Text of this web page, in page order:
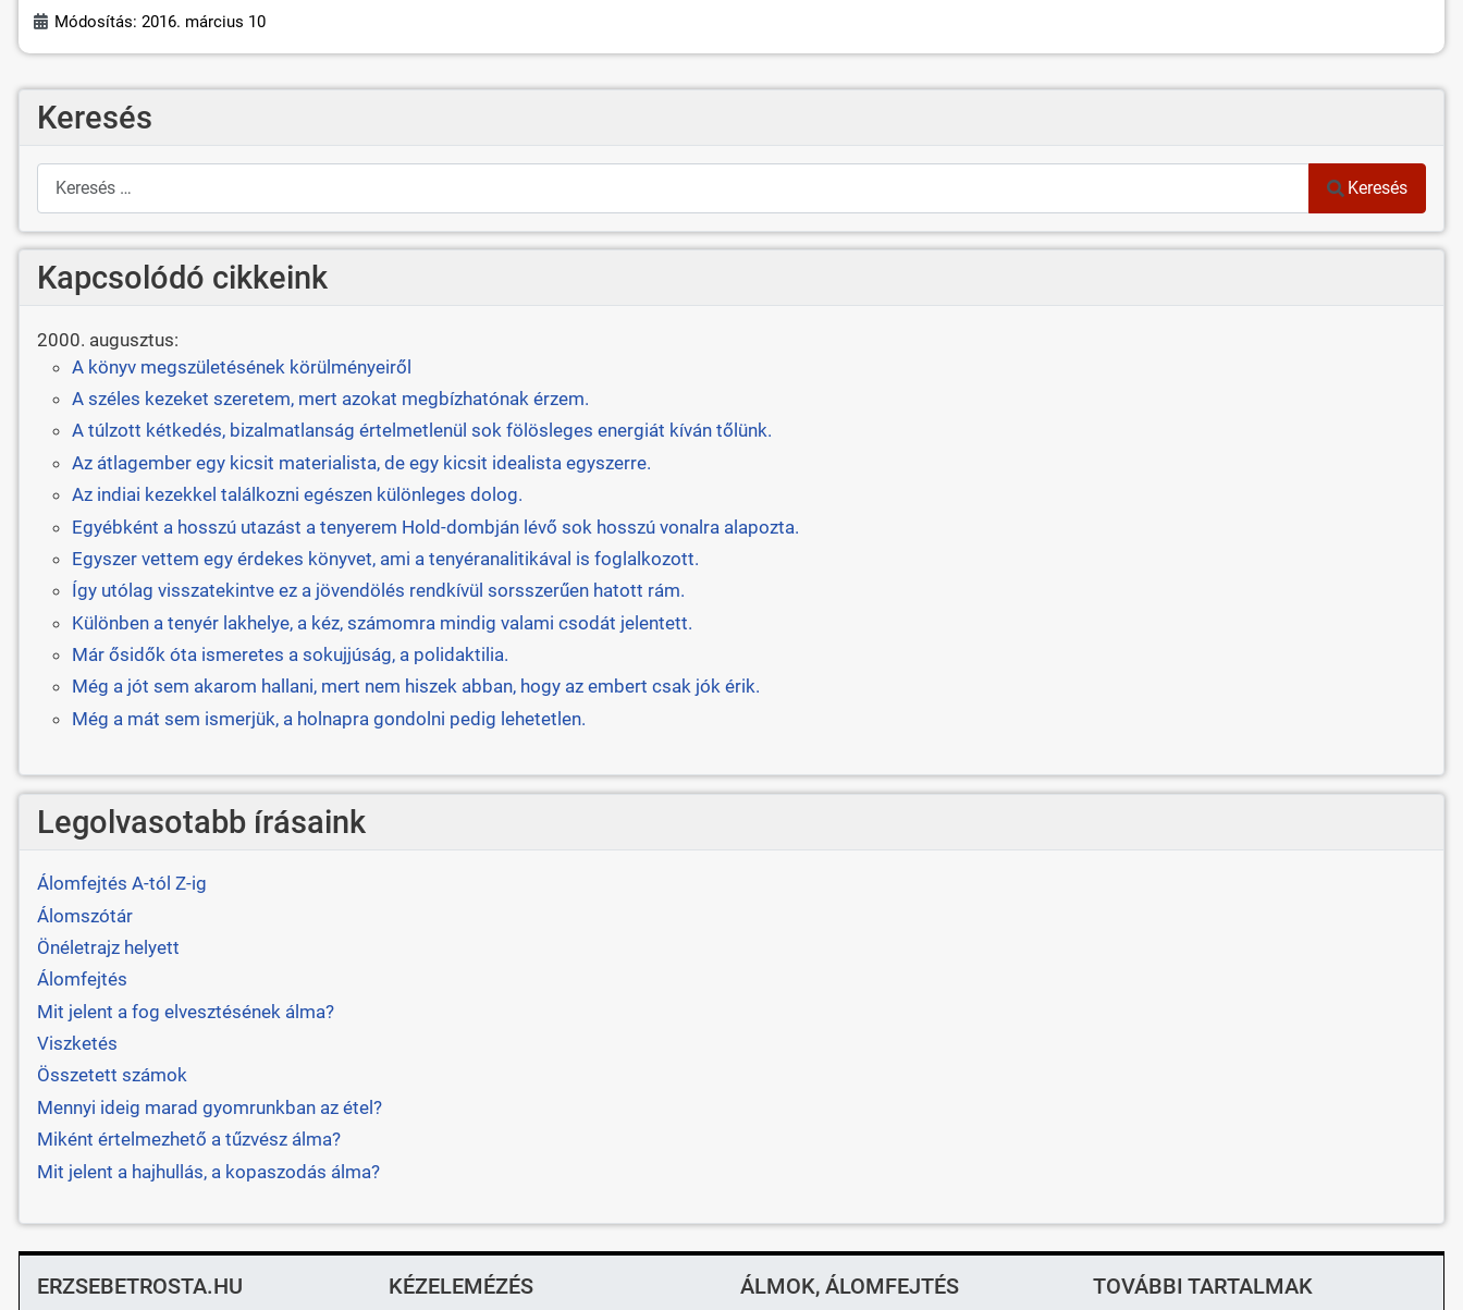
Módosítás: 2016. március 10
Keresés
Keresés
Keresés
Kapcsolódó cikkeink
2000. augusztus:
A könyv megszületésének körülményeiről
A széles kezeket szeretem, mert azokat megbízhatónak érzem.
A túlzott kétkedés, bizalmatlanság értelmetlenül sok fölösleges energiát kíván tőlünk.
Az átlagember egy kicsit materialista, de egy kicsit idealista egyszerre.
Az indiai kezekkel találkozni egészen különleges dolog.
Egyébként a hosszú utazást a tenyerem Hold-dombján lévő sok hosszú vonalra alapozta.
Egyszer vettem egy érdekes könyvet, ami a tenyéranalitikával is foglalkozott.
Így utólag visszatekintve ez a jövendölés rendkívül sorsszerűen hatott rám.
Különben a tenyér lakhelye, a kéz, számomra mindig valami csodát jelentett.
Már ősidők óta ismeretes a sokujjúság, a polidaktilia.
Még a jót sem akarom hallani, mert nem hiszek abban, hogy az embert csak jók érik.
Még a mát sem ismerjük, a holnapra gondolni pedig lehetetlen.
Legolvasotabb írásaink
Álomfejtés A-tól Z-ig
Álomszótár
Önéletrajz helyett
Álomfejtés
Mit jelent a fog elvesztésének álma?
Viszketés
Összetett számok
Mennyi ideig marad gyomrunkban az étel?
Miként értelmezhető a tűzvész álma?
Mit jelent a hajhullás, a kopaszodás álma?
ERZSEBETROSTA.HU KÉZELEMÉZÉS ÁLMOK, ÁLOMFEJTÉS TOVÁBBI TARTALMAK